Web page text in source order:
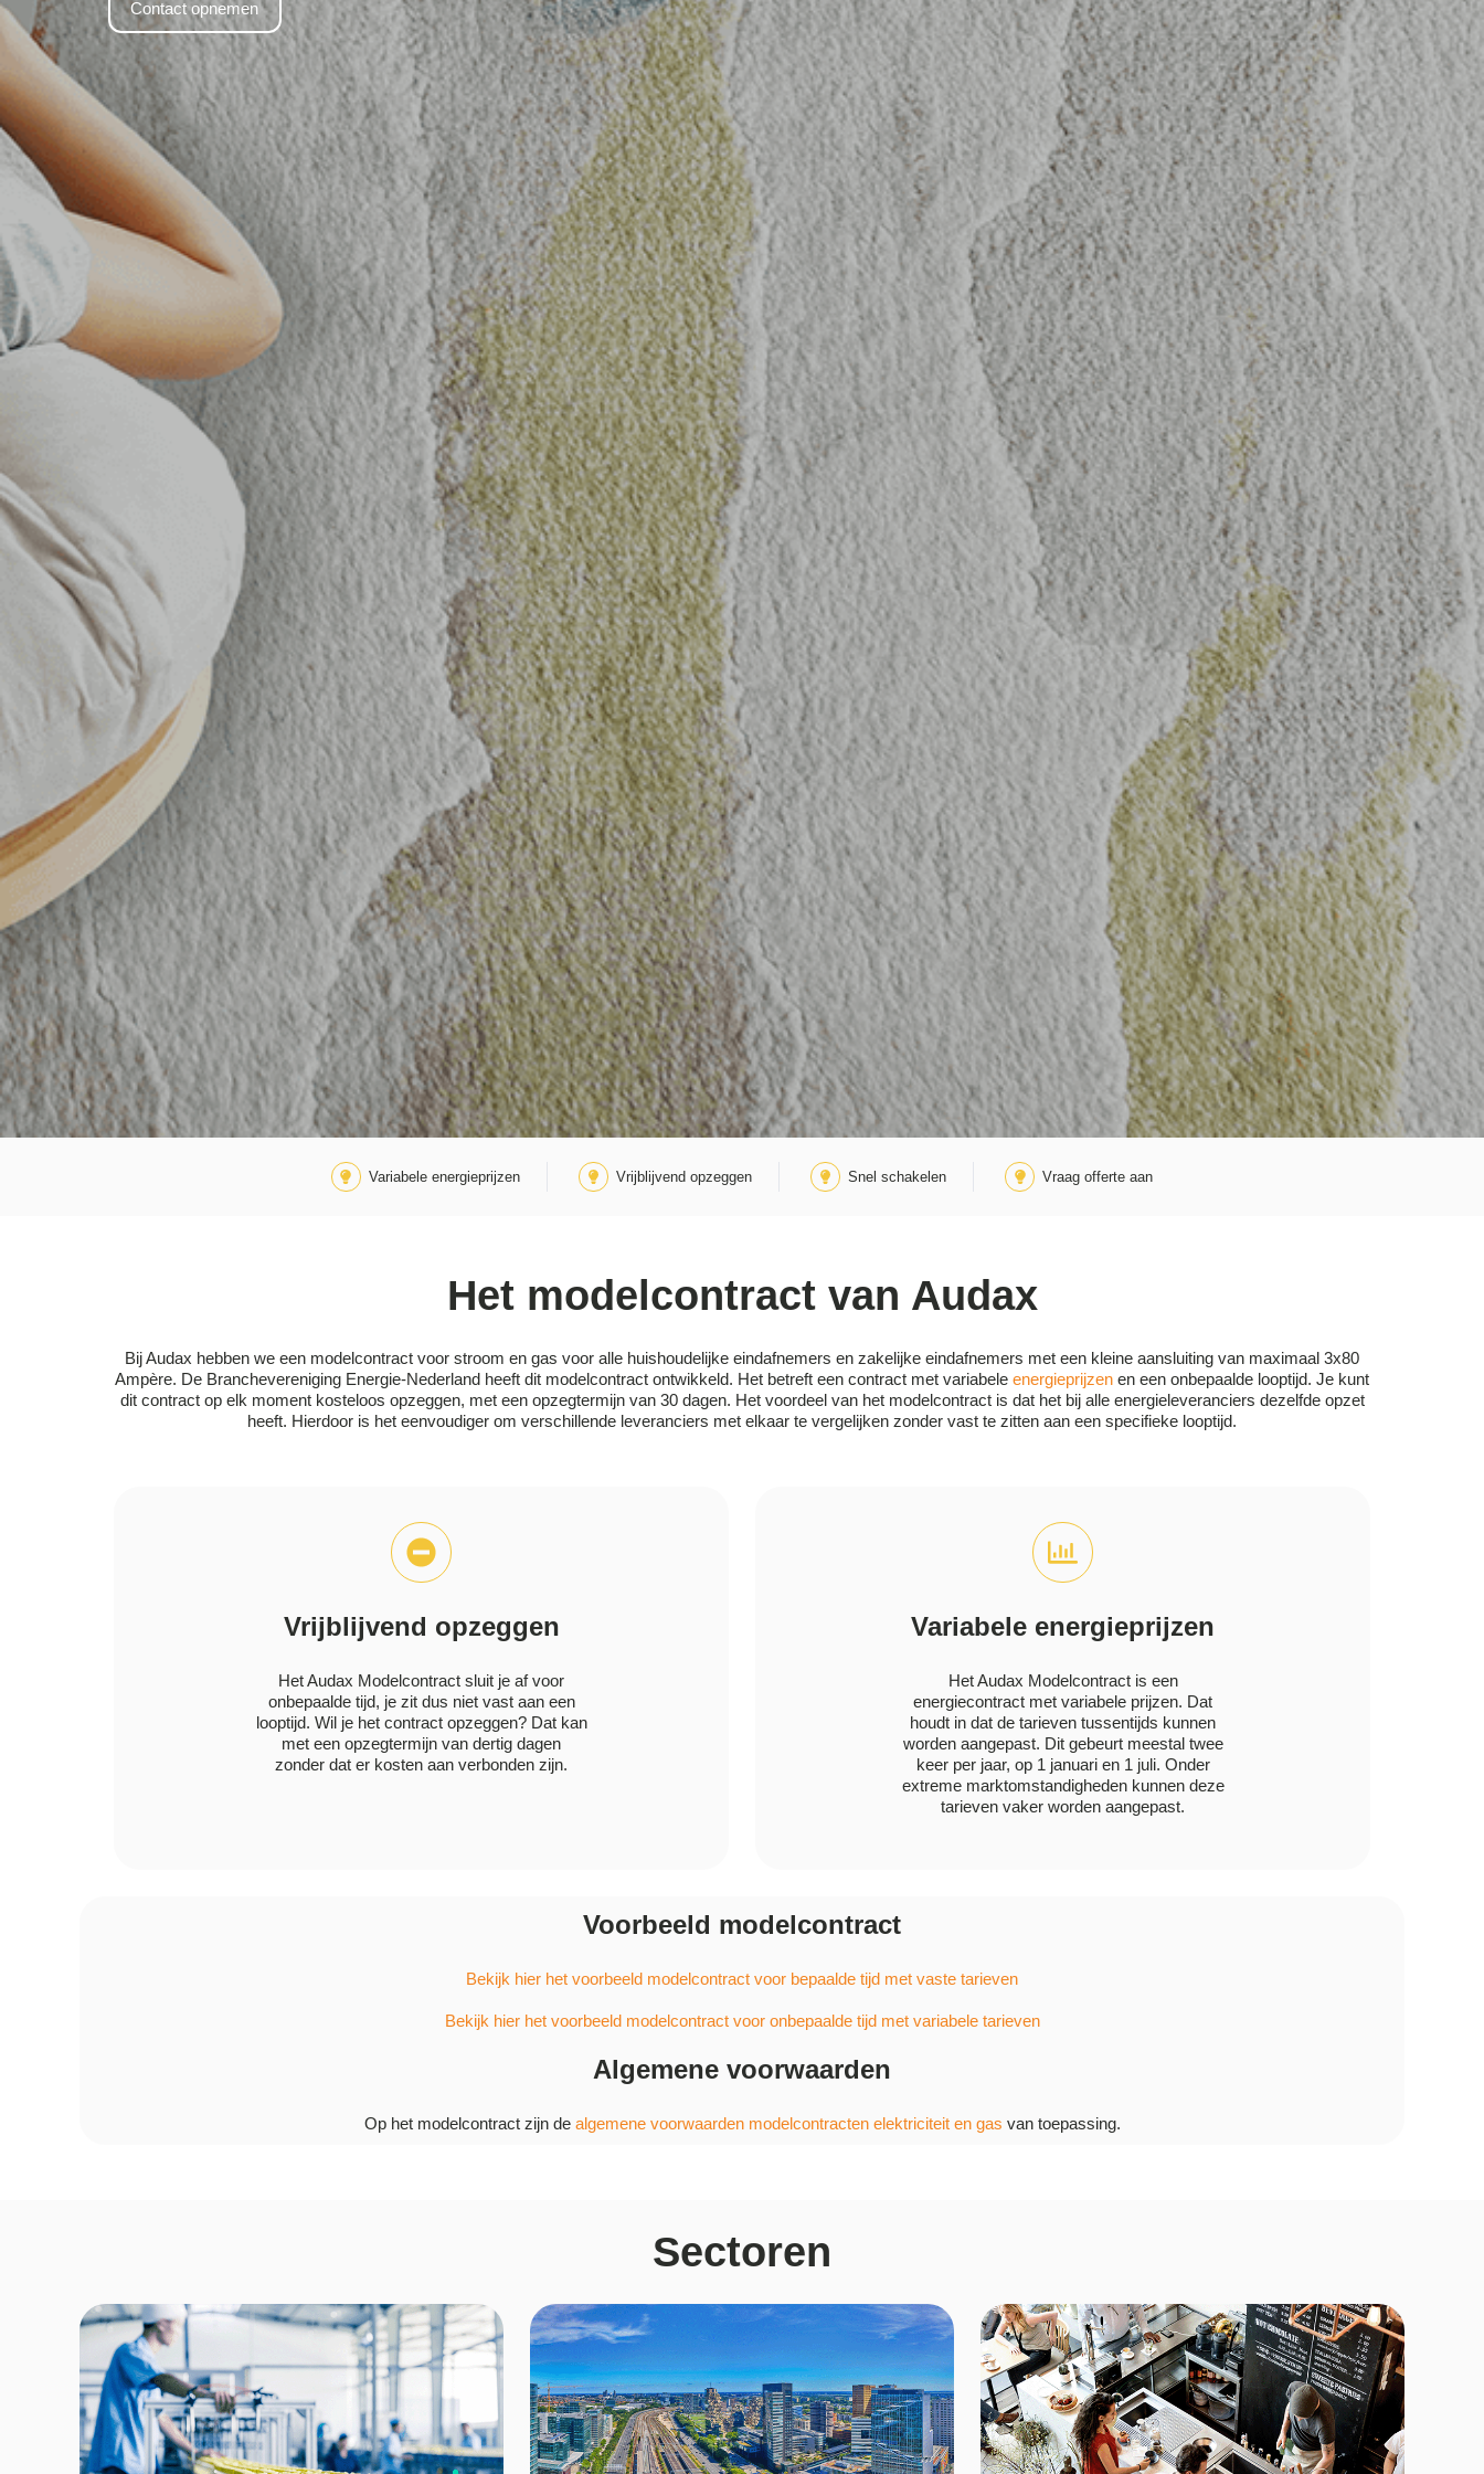
Contact opnemen
Variabele energieprijzen Vrijblijvend opzeggen Snel schakelen Vraag offerte aan
Het modelcontract van Audax
Bij Audax hebben we een modelcontract voor stroom en gas voor alle huishoudelijke eindafnemers en zakelijke eindafnemers met een kleine aansluiting van maximaal 3x80
Ampère. De Branchevereniging Energie-Nederland heeft dit modelcontract ontwikkeld. Het betreft een contract met variabele energieprijzen en een onbepaalde looptijd. Je kunt
dit contract op elk moment kosteloos opzeggen, met een opzegtermijn van 30 dagen. Het voordeel van het modelcontract is dat het bij alle energieleveranciers dezelfde opzet
heeft. Hierdoor is het eenvoudiger om verschillende leveranciers met elkaar te vergelijken zonder vast te zitten aan een specifieke looptijd.
Vrijblijvend opzeggen
Het Audax Modelcontract sluit je af voor
onbepaalde tijd, je zit dus niet vast aan een
looptijd. Wil je het contract opzeggen? Dat kan
met een opzegtermijn van dertig dagen
zonder dat er kosten aan verbonden zijn.
Variabele energieprijzen
Het Audax Modelcontract is een
energiecontract met variabele prijzen. Dat
houdt in dat de tarieven tussentijds kunnen
worden aangepast. Dit gebeurt meestal twee
keer per jaar, op 1 januari en 1 juli. Onder
extreme marktomstandigheden kunnen deze
tarieven vaker worden aangepast.
Voorbeeld modelcontract
Bekijk hier het voorbeeld modelcontract voor bepaalde tijd met vaste tarieven
Bekijk hier het voorbeeld modelcontract voor onbepaalde tijd met variabele tarieven
Algemene voorwaarden
Op het modelcontract zijn de algemene voorwaarden modelcontracten elektriciteit en gas van toepassing.
Sectoren